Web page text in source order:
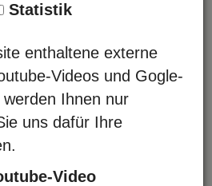
Tiefschneekurs-
6 Tage
Kurs für angehende
Statistik
enthaltene externe
Videos und Gogle-
Ihnen nur
uns dafür Ihre
Video